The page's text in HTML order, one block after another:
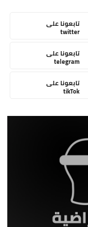
تابعونا على
twitter
تابعونا على
telegram
تابعونا على
tikTok